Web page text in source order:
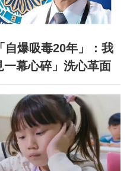
自爆吸毒20年」：我
幕心碎」洗心革面